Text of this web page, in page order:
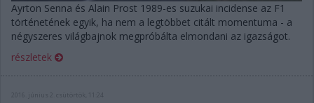
Ayrton Senna és Alain Prost 1989-es suzukai incidense az F1
történetének egyik, ha nem a legtöbbet citált momentuma - a
négyszeres világbajnok megpróbálta elmondani az igazságot.
részletek
2016. június 2. csütörtök, 11:24